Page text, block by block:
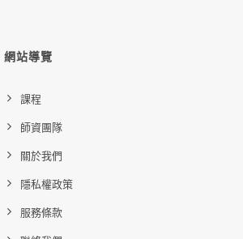
網站導覽
課程
師資團隊
關於我們
隱私權政策
服務條款